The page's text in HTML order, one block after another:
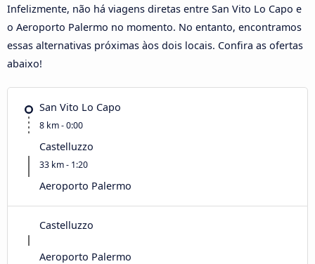
Infelizmente, não há viagens diretas entre San Vito Lo Capo e
o Aeroporto Palermo no momento. No entanto, encontramos
essas alternativas próximas àos dois locais. Confira as ofertas
abaixo!
San Vito Lo Capo
8 km - 0:00
Castelluzzo
33 km - 1:20
Aeroporto Palermo
Castelluzzo
Aeroporto Palermo